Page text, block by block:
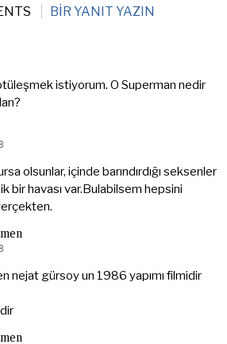
BIR YANIT YAZIN
istiyorum. O Superman nedir
olsunlar, içinde barındırdığı seksenler
bir havası var.Bulabilsem hepsini
nejat gürsoy un 1986 yapımı filmidir